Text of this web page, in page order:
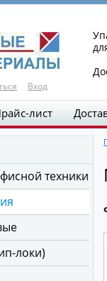
Вход
лист
техники
локи)